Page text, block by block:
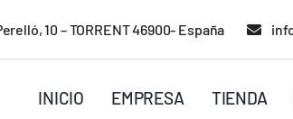
10 – TORRENT 46900- España
INICIO EMPRESA TIENDA